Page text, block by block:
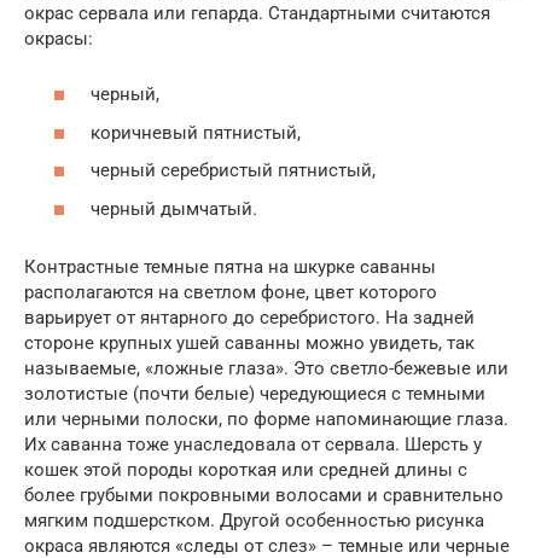
окрас сервала или гепарда. Стандартными считаются
окрасы:
черный,
коричневый пятнистый,
черный серебристый пятнистый,
черный дымчатый.
Контрастные темные пятна на шкурке саванны
располагаются на светлом фоне, цвет которого
варьирует от янтарного до серебристого. На задней
стороне крупных ушей саванны можно увидеть, так
называемые, «ложные глаза». Это светло-бежевые или
золотистые (почти белые) чередующиеся с темными
или черными полоски, по форме напоминающие глаза.
Их саванна тоже унаследовала от сервала. Шерсть у
кошек этой породы короткая или средней длины с
более грубыми покровными волосами и сравнительно
мягким подшерстком. Другой особенностью рисунка
окраса являются «следы от слез» – темные или черные